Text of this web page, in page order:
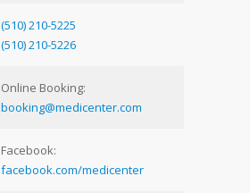
(510) 210-5225
(510) 210-5226
Online Booking:
booking@medicenter.com
Facebook:
facebook.com/medicenter